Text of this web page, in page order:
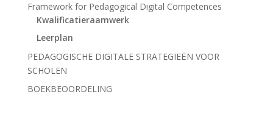
Framework for Pedagogical Digital Competences
Kwalificatieraamwerk
Leerplan
PEDAGOGISCHE DIGITALE STRATEGIEËN VOOR
SCHOLEN
BOEKBEOORDELING